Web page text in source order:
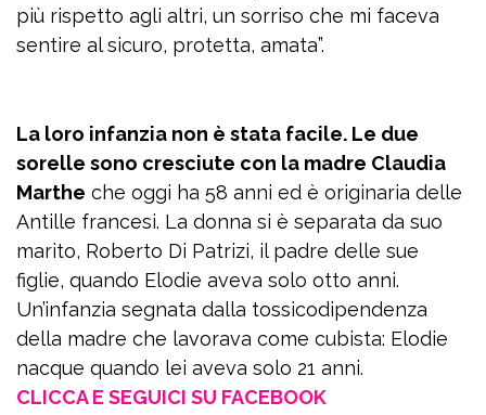
più rispetto agli altri, un sorriso che mi faceva
sentire al sicuro, protetta, amata”.
La loro infanzia non è stata facile. Le due
sorelle sono cresciute con la madre Claudia
Marthe che oggi ha 58 anni ed è originaria delle
Antille francesi. La donna si è separata da suo
marito, Roberto Di Patrizi, il padre delle sue
figlie, quando Elodie aveva solo otto anni.
Un’infanzia segnata dalla tossicodipendenza
della madre che lavorava come cubista: Elodie
nacque quando lei aveva solo 21 anni.
CLICCA E SEGUICI SU FACEBOOK